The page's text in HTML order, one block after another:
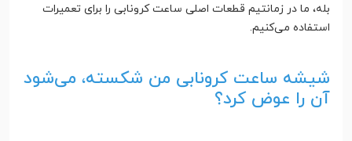
بله، ما در زمانتیم قطعات اصلی ساعت کرونابی را برای تعمیرات
استفاده می‌کنیم.
شیشه ساعت کرونابی من شکسته، می‌شود
آن را عوض کرد؟